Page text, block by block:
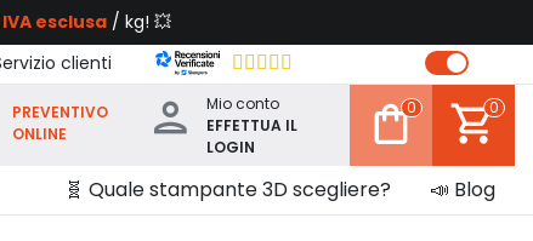
esclusa / kg! 💥
clienti
PREVENTIVO
ONLINE
Mio conto
EFFETTUA IL
LOGIN
0 0
🧬 Quale stampante 3D scegliere? 📣 Blog